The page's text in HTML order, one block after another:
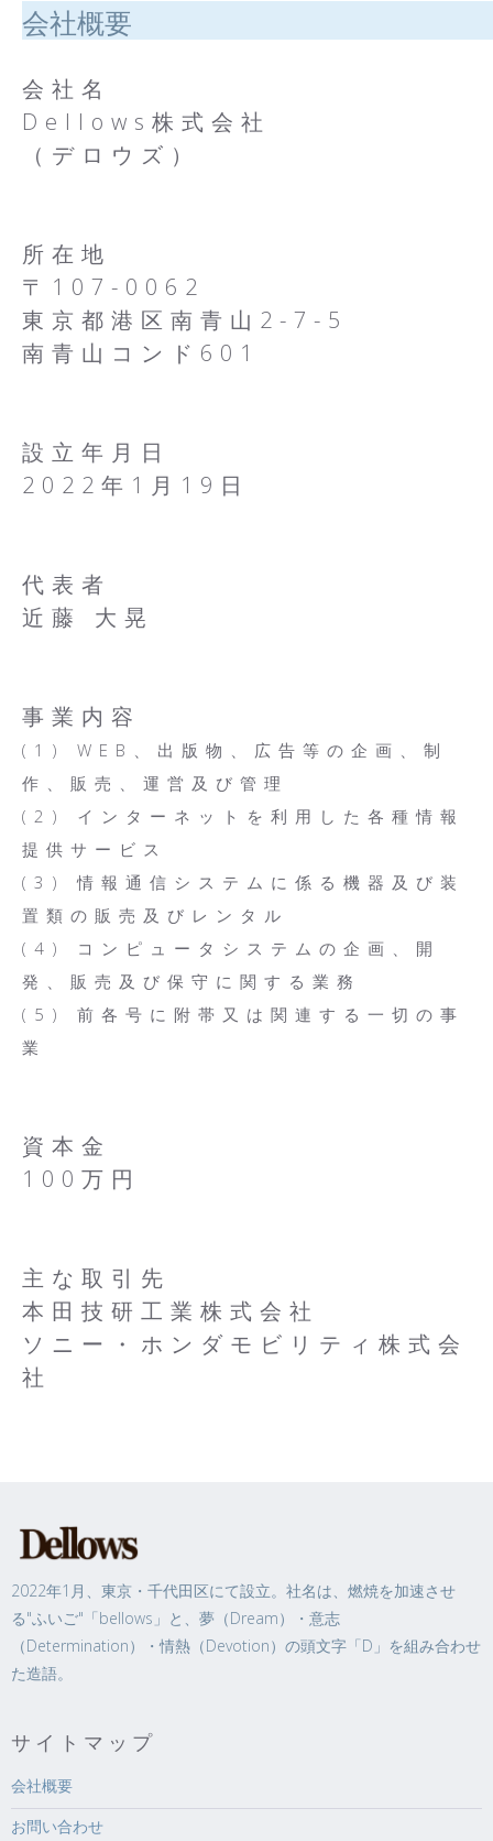
会社概要
会社名
Dellows株式会社
（デロウズ）
所在地
〒107-0062
東京都港区南青山2-7-5
南青山コンド601
設立年月日
2022年1月19日
代表者
近藤 大晃
事業内容
(1) WEB、出版物、広告等の企画、制
作、販売、運営及び管理
(2) インターネットを利用した各種情報
提供サービス
(3) 情報通信システムに係る機器及び装
置類の販売及びレンタル
(4) コンピュータシステムの企画、開
発、販売及び保守に関する業務
(5) 前各号に附帯又は関連する一切の事
業
資本金
100万円
主な取引先
本田技研工業株式会社
ソニー・ホンダモビリティ株式会
社
2022年1月、東京・千代田区にて設立。社名は、燃焼を加速させ
る"ふいご"「bellows」と、夢（Dream）・意志
（Determination）・情熱（Devotion）の頭文字「D」を組み合わせ
た造語。
サイトマップ
会社概要
お問い合わせ